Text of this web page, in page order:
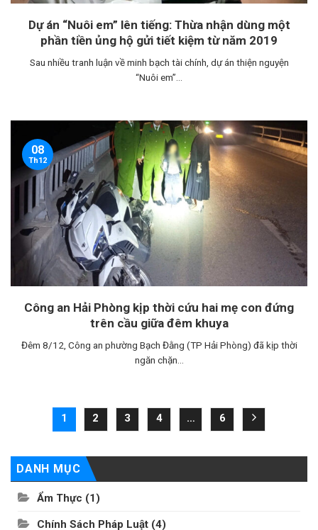
DANH MỤC
Ẩm Thực (1)
Chính Sách Pháp Luật (4)
Dự án “Nuôi em” lên tiếng: Thừa nhận dùng một
phần tiền ủng hộ gửi tiết kiệm từ năm 2019
Sau nhiều tranh luận về minh bạch tài chính, dự án thiện nguyện
“Nuôi em”...
Công an Hải Phòng kịp thời cứu hai mẹ con đứng
trên cầu giữa đêm khuya
Đêm 8/12, Công an phường Bạch Đằng (TP Hải Phòng) đã kịp thời
ngăn chặn...
08
Th12
1 2 3 4 … 6